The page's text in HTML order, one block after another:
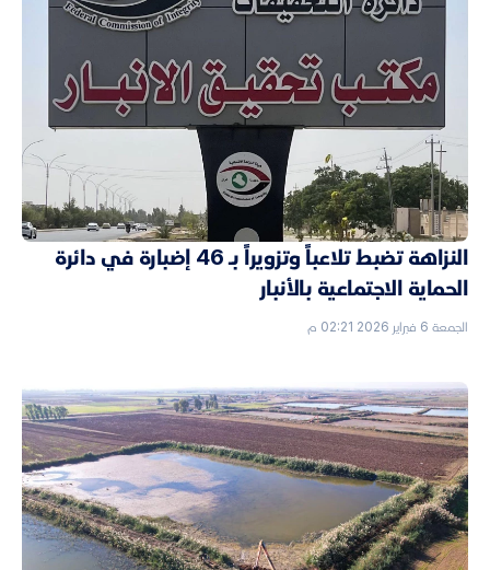
النزاهة تضبط تلاعباً وتزويراً بـ 46 إضبارة في دائرة
الحماية الاجتماعية بالأنبار
الجمعة 6 فبراير 2026 02:21 م